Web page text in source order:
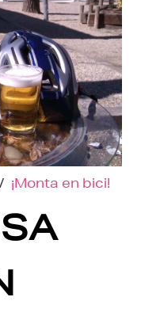
/ ¡Monta en bici!